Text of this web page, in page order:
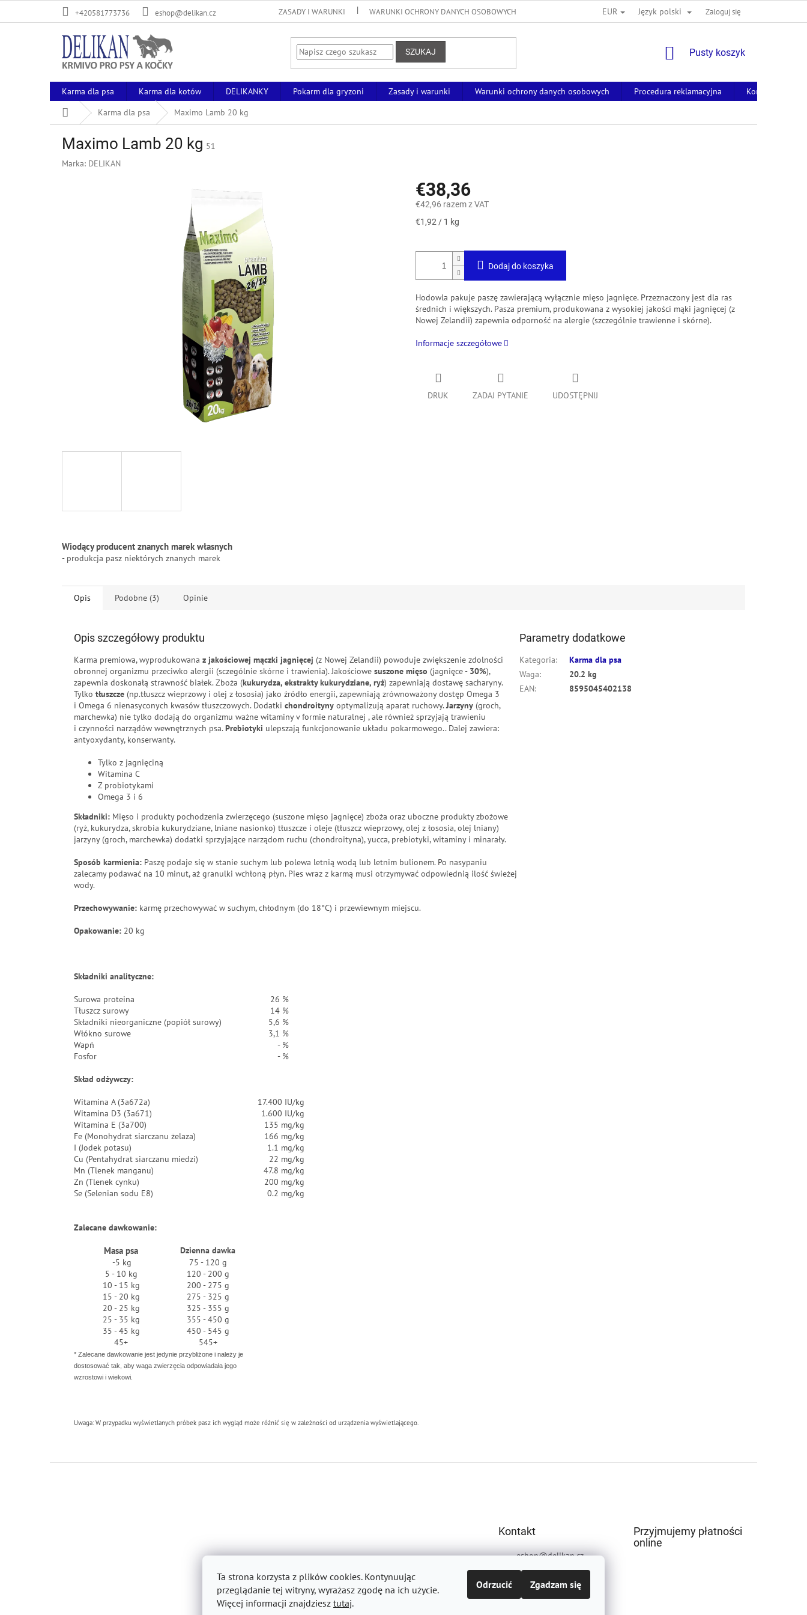
Ta strona korzysta z plików cookies. Kontynuując
przeglądanie tej witryny, wyrażasz zgodę na ich użycie.
Więcej informacji znajdziesz tutaj.
Odrzucić Zgadzam się
+420581773736 eshop@delikan.cz ZASADY I WARUNKI WARUNKI OCHRONY DANYCH OSOBOWYCH EUR Język polski Zaloguj się
SZUKAJ KOSZYK
Pusty koszyk
Karma dla psa Karma dla kotów DELIKANKY Pokarm dla gryzoni Zasady i warunki Warunki ochrony danych osobowych Procedura reklamacyjna
Kontakty
Home
Karma dla psa Maximo Lamb 20 kg
Maximo Lamb 20 kg 51
Marka: DELIKAN
€38,36
€42,96 razem z VAT
Cena
€1,92 / 1 kg
Dodaj do koszyka
Hodowla pakuje paszę zawierającą wyłącznie mięso jagnięce. Przeznaczony jest dla ras
średnich i większych. Pasza premium, produkowana z wysokiej jakości mąki jagnięcej (z
Nowej Zelandii) zapewnia odporność na alergie (szczególnie trawienne i skórne).
Informacje szczegółowe
DRUK ZADAJ PYTANIE UDOSTĘPNIJ
Wiodący producent znanych marek własnych
- produkcja pasz niektórych znanych marek
Opis Podobne (3) Opinie
Opis szczegółowy produktu
Karma premiowa, wyprodukowana z jakościowej mączki jagnięcej (z Nowej Zelandii) powoduje zwiększenie zdolności
obronnej organizmu przeciwko alergii (sczególnie skórne i trawienia). Jakościowe suszone mięso (jagnięce - 30%),
zapewnia doskonałą strawność białek. Zboża (kukurydza, ekstrakty kukurydziane, ryż) zapewniają dostawę sacharyny.
Tylko tłuszcze (np.tłuszcz wieprzowy i olej z łososia) jako źródło energii, zapewniają zrównoważony dostęp Omega 3
i Omega 6 nienasyconych kwasów tłuszczowych. Dodatki chondroityny optymalizują aparat ruchowy.Jarzyny (groch,
marchewka) nie tylko dodają do organizmu ważne witaminy v formie naturalnej , ale również sprzyjają trawieniu
i czynności narządów wewnętrznych psa.Prebiotyki ulepszają funkcjonowanie układu pokarmowego.. Dalej zawiera:
antyoxydanty, konserwanty.
Tylko z jagnięciną
Witamina C
Z probiotykami
Omega 3 i 6
Składniki: Mięso i produkty pochodzenia zwierzęcego (suszone mięso jagnięce) zboża oraz uboczne produkty zbożowe
(ryż, kukurydza, skrobia kukurydziane, lniane nasionko) tłuszcze i oleje (tłuszcz wieprzowy, olej z łososia, olej lniany)
jarzyny (groch, marchewka) dodatki sprzyjające narządom ruchu (chondroityna), yucca, prebiotyki, witaminy i minarały.
Sposób karmienia: Paszę podaje się w stanie suchym lub polewa letnią wodą lub letnim bulionem. Po nasypaniu
zalecamy podawać na 10 minut, aż granulki wchłoną płyn. Pies wraz z karmą musi otrzymywać odpowiednią ilość świeżej
wody.
Przechowywanie: karmę przechowywać w suchym, chłodnym (do 18°C) i przewiewnym miejscu.
Opakowanie: 20 kg
Składniki analityczne:
Surowa proteina
26 %
Tłuszcz surowy
14 %
Składniki nieorganiczne (popiół surowy)
5,6 %
Włókno surowe
3,1 %
Wapń
- %
Fosfor
- %
Skład odżywczy:
Witamina A (3a672a)
17.400 IU/kg
Witamina D3 (3a671)
1.600 IU/kg
Witamina E (3a700)
135 mg/kg
Fe (Monohydrat siarczanu żelaza)
166 mg/kg
I (Jodek potasu)
1.1 mg/kg
Cu (Pentahydrat siarczanu miedzi)
22 mg/kg
Mn (Tlenek manganu)
47.8 mg/kg
Zn (Tlenek cynku)
200 mg/kg
Se (Selenian sodu E8)
0.2 mg/kg
Zalecane dawkowanie:
Masa psa
Dzienna dawka
-5 kg
75 - 120 g
5 - 10 kg
120 - 200 g
10 - 15 kg
200 - 275 g
15 - 20 kg
275 - 325 g
20 - 25 kg
325 - 355 g
25 - 35 kg
355 - 450 g
35 - 45 kg
450 - 545 g
45+
545+
* Zalecane dawkowanie jest jedynie przybliżone i należy je
dostosować tak, aby waga zwierzęcia odpowiadała jego
wzrostowi i wiekowi.
Uwaga: W przypadku wyświetlanych próbek pasz ich wygląd może różnić się w zależności od urządzenia wyświetlającego.
Parametry dodatkowe
Kategoria:
Karma dla psa
Waga:
20.2 kg
EAN: 8595045402138
Kontakt
eshop@delikan.cz
+420581773736
Przyjmujemy płatności
online